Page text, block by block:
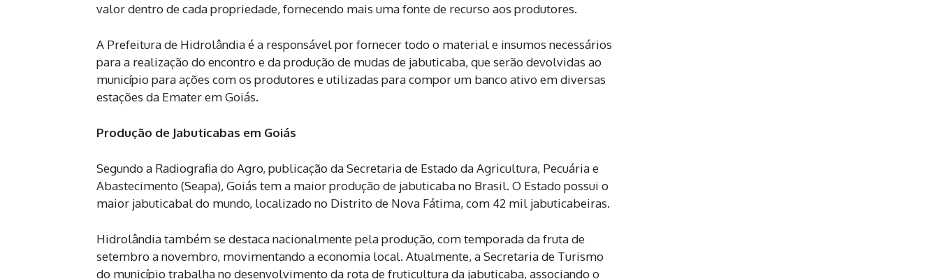
valor dentro de cada propriedade, fornecendo mais uma fonte de recurso aos produtores.
A Prefeitura de Hidrolândia é a responsável por fornecer todo o material e insumos necessários
para a realização do encontro e da produção de mudas de jabuticaba, que serão devolvidas ao
município para ações com os produtores e utilizadas para compor um banco ativo em diversas
estações da Emater em Goiás.
Produção de Jabuticabas em Goiás
Segundo a Radiografia do Agro, publicação da Secretaria de Estado da Agricultura, Pecuária e
Abastecimento (Seapa), Goiás tem a maior produção de jabuticaba no Brasil. O Estado possui o
maior jabuticabal do mundo, localizado no Distrito de Nova Fátima, com 42 mil jabuticabeiras.
Hidrolândia também se destaca nacionalmente pela produção, com temporada da fruta de
setembro a novembro, movimentando a economia local. Atualmente, a Secretaria de Turismo
do município trabalha no desenvolvimento da rota de fruticultura da jabuticaba, associando o